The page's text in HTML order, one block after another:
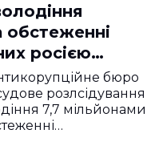
росією
бюро
розлсідування
7,7 мільйонами